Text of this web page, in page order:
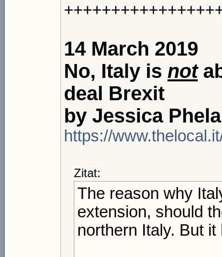
14 March 2019
No, Italy is not
deal Brexit
by Jessica
https://
Zitat:
The reason why
extension, should
northern Italy. But